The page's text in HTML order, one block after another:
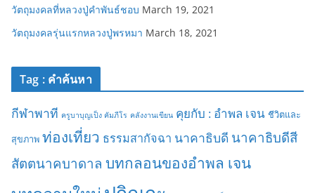
วัตถุมงคลที่หลวงปู่คำพันธ์ชอบ March 19, 2021
วัตถุมงคลรุ่นแรกหลวงปู่พรหมา March 18, 2021
Tag : คำค้นหา
กีฬาพาที ครูบาบุญเป็ง คัมภีโร คลังงานเขียน คุยกับ : อำพล เจน ชีวิตและ
สุขภาพ ท่องเที่ยว ธรรมสากัจฉา นาคาธิบดี นาคาธิบดีสี
สัตตนาคบาดาล บทกลอนของอำพล เจน